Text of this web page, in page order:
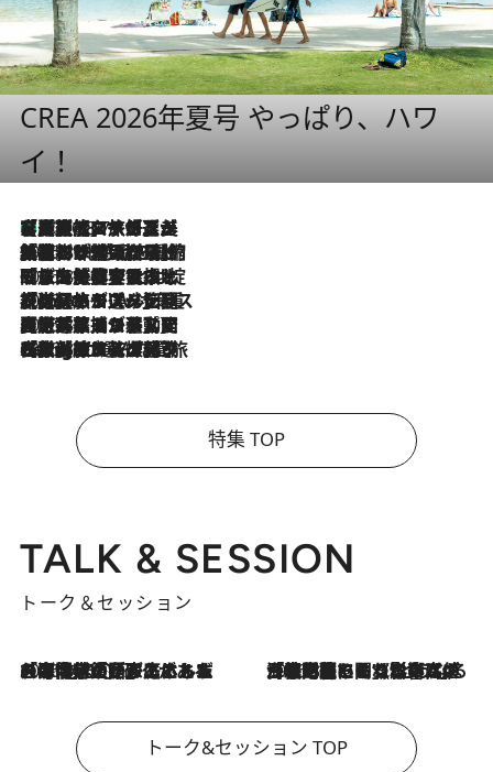
CREA 2026年夏号 やっぱり、ハワ
イ！
2026.8.7
【厳選旅コスメ】「多機能アイテムがメイン！」旅好き美容エディターが選んだ夏旅ベストコスメを発表【Mサイズジップ】
2026.8.6
「荷物が増えるほど旅ストレスは増す」美容ジャーナリストがたどり着いた最終結論。“化粧品を劇的に減らす”感動の凝縮美容とは
2026.8.6
「旅先には金髪ウィッグを持参」日本と同じメイクでは損してる!? 美容ジャーナリストが提案する“掟破りの旅美容”とは
2026.8.6
【厳選旅コスメ】「身軽さ＆UV対策重視！」ヘアアーティストshucoが選んだ夏旅ベストコスメを発表【Mサイズジップ】
2026.8.5
【厳選旅コスメ】国内をあちこち移動する河井菜摘が選んだ夏旅ベストコスメ発表！「リラックスアイテムはマスト」【Mサイズジップ】
2026.8.4
【厳選旅コスメ】「紫外線＆乾燥対策しながらメイク感も！」ヘア＆メイクGeorgeが選んだ夏旅ベストコスメを発表！【Mサイズジップ】
特集 TOP
TALK & SESSION
トーク＆セッション
2026.8.3
「今後値上げがあるとすれば…」「リスクがあるのは今年の冬」エネルギー専門家が語る、ホルムズ海峡封鎖が家庭にもたらす“ある心配” 2026.8.3
「住宅建てられない…」「サーチャージ料の高値が続いている」ホルムズ海峡封鎖による影響はいつまで続く？《エネルギー専門家に聞く“どうなる日本の暮らし”》
トーク&セッション TOP